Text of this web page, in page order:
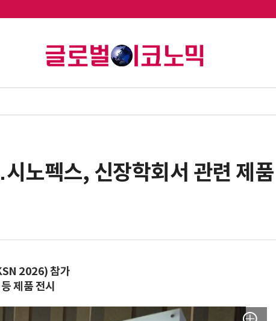
노펙스, 신장학회서 관련 제품
2026) 참가
제품 전시